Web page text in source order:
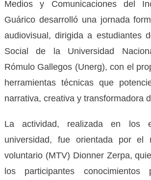
Medios y Comunicaciones del
Guárico desarrolló una jornada
audiovisual, dirigida a estudiantes
Social de la Universidad
Rómulo Gallegos (Unerg), con el
herramientas técnicas que
narrativa, creativa y transformadora
La actividad, realizada en los
universidad, fue orientada por el
voluntario (MTV) Dionner Zerpa,
los participantes conocimientos